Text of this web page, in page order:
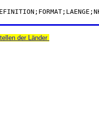
der Länder